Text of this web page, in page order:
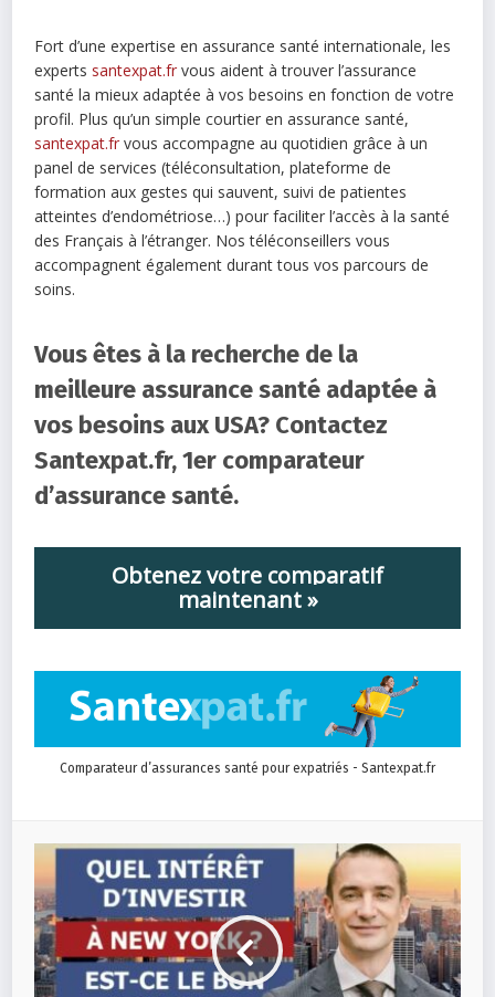
Fort d’une expertise en assurance santé internationale, les
experts santexpat.fr vous aident à trouver l’assurance
santé la mieux adaptée à vos besoins en fonction de votre
profil. Plus qu’un simple courtier en assurance santé,
santexpat.fr vous accompagne au quotidien grâce à un
panel de services (téléconsultation, plateforme de
formation aux gestes qui sauvent, suivi de patientes
atteintes d’endométriose…) pour faciliter l’accès à la santé
des Français à l’étranger. Nos téléconseillers vous
accompagnent également durant tous vos parcours de
soins.
Vous êtes à la recherche de la
meilleure assurance santé adaptée à
vos besoins aux USA? Contactez
Santexpat.fr, 1er comparateur
d’assurance santé.
Obtenez votre comparatif
maintenant »
Comparateur d’assurances santé pour expatriés - Santexpat.fr